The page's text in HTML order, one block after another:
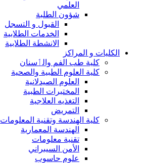
العلمي
شؤون الطلبة
القبول و التسجل
الخدمات الطلابية
الانشطة الطلابية
الكليات و المراكز
كلية طب الفم والٲسنان
كلية العلوم الطبية والصحية
العلوم الصيدلانية
المختبرات الطبية
التغذيه العلاجية
التمريض
كلية الهندسة وتقنية المعلومات
الهندسة المعمارية
تقنية معلومات
الأمن السيبراني
علوم حاسوب